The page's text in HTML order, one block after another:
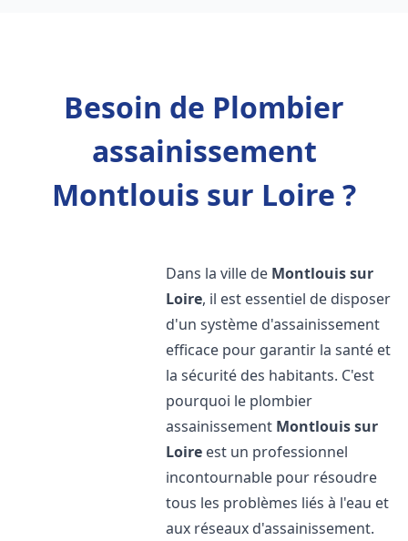
Besoin de Plombier
assainissement
Montlouis sur Loire ?
Dans la ville de Montlouis sur
Loire, il est essentiel de disposer
d'un système d'assainissement
efficace pour garantir la santé et
la sécurité des habitants. C'est
pourquoi le plombier
assainissement Montlouis sur
Loire est un professionnel
incontournable pour résoudre
tous les problèmes liés à l'eau et
aux réseaux d'assainissement.